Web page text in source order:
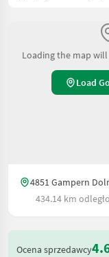
Loading the map
Load
4851 Gampern
434.14 km
Ocena sprzedawcy